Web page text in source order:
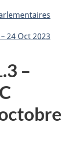
24 Oct 2023
–